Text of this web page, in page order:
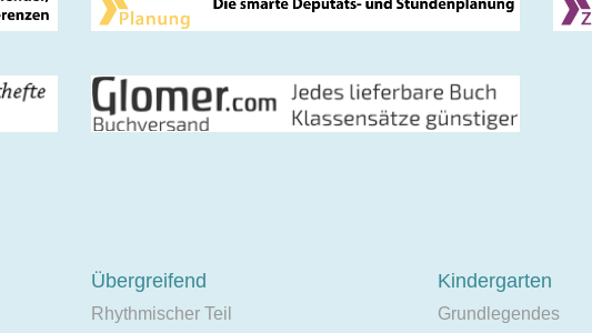
Übergreifend
Rhythmischer Teil
Kindergarten
Grundlegendes